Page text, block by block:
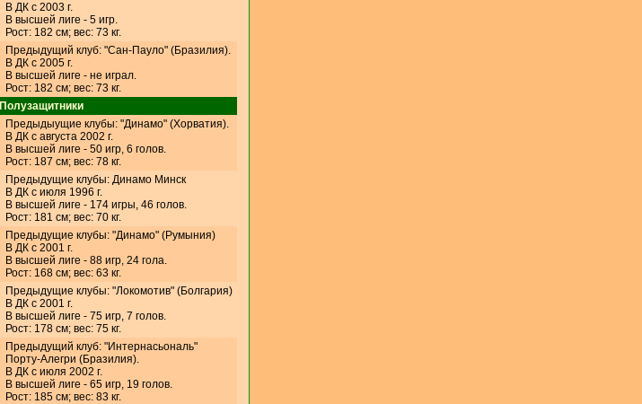
В ДК с 2003 г.
В высшей лиге - 5 игр.
Рост: 182 см; вес: 73 кг.
Предыдущий клуб: "Сан-Пауло" (Бразилия).
В ДК с 2005 г.
В высшей лиге - не играл.
Рост: 182 см; вес: 73 кг.
Полузащитники
Предыдыущие клубы: "Динамо" (Хорватия).
В ДК с августа 2002 г.
В высшей лиге - 50 игр, 6 голов.
Рост: 187 см; вес: 78 кг.
Предыдущие клубы: Динамо Минск
В ДК с июля 1996 г.
В высшей лиге - 174 игры, 46 голов.
Рост: 181 см; вес: 70 кг.
Предыдущие клубы: "Динамо" (Румыния)
В ДК с 2001 г.
В высшей лиге - 88 игр, 24 гола.
Рост: 168 см; вес: 63 кг.
Предыдущие клубы: "Локомотив" (Болгария)
В ДК с 2001 г.
В высшей лиге - 75 игр, 7 голов.
Рост: 178 см; вес: 75 кг.
Предыдущий клуб: "Интернасьональ"
Порту-Алегри (Бразилия).
В ДК с июля 2002 г.
В высшей лиге - 65 игр, 19 голов.
Рост: 185 см; вес: 83 кг.